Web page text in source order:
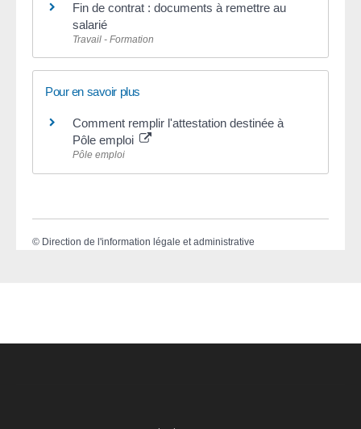
Fin de contrat : documents à remettre au
salarié
Travail - Formation
Pour en savoir plus
Comment remplir l'attestation destinée à
Pôle emploi
Pôle emploi
© Direction de l'information légale et administrative